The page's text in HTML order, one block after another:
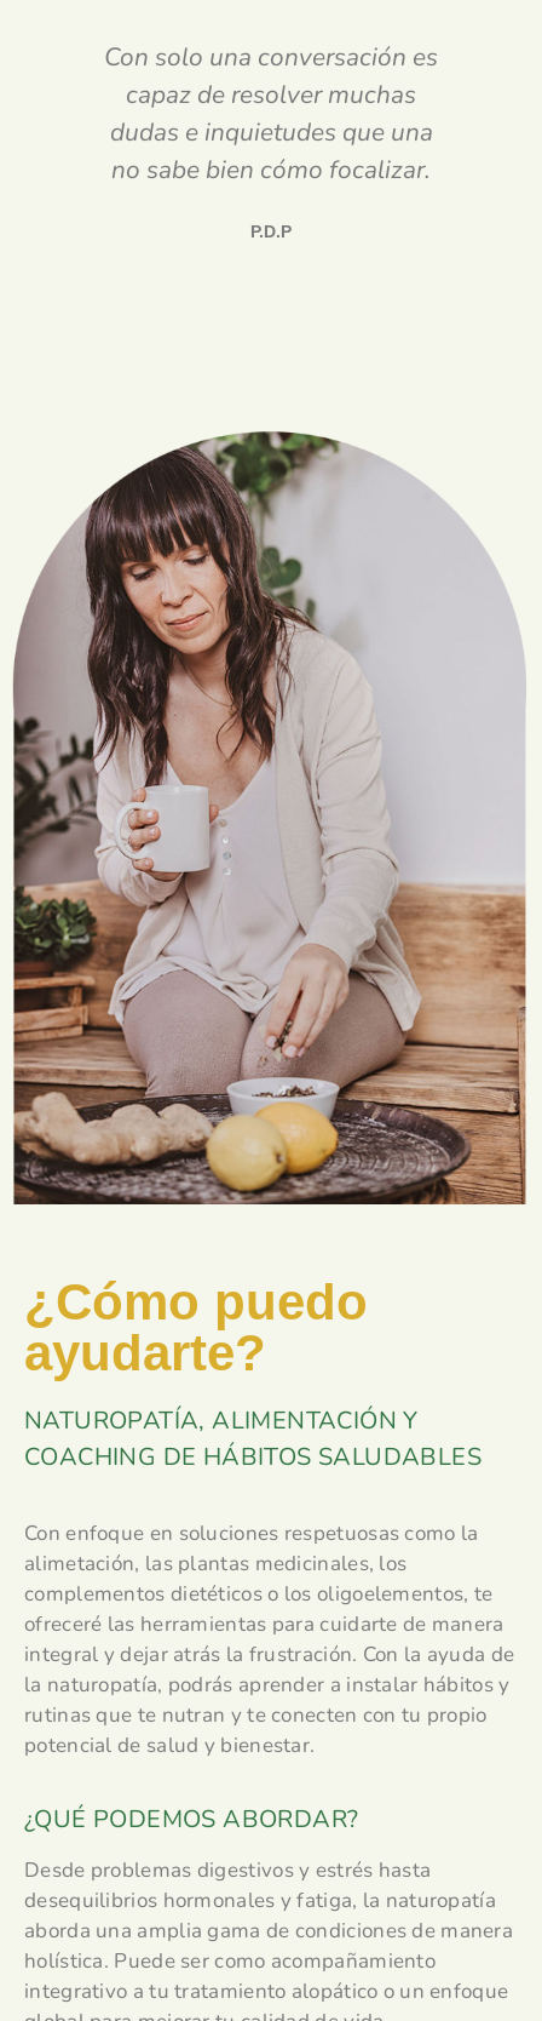
Con solo una conversación es
capaz de resolver muchas
dudas e inquietudes que una
no sabe bien cómo focalizar.
P.D.P
¿Cómo puedo
ayudarte?
NATUROPATÍA, ALIMENTACIÓN Y
COACHING DE HÁBITOS SALUDABLES
Con enfoque en soluciones respetuosas como la
alimetación, las plantas medicinales, los
complementos dietéticos o los oligoelementos, te
ofreceré las herramientas para cuidarte de manera
integral y dejar atrás la frustración. Con la ayuda de
la naturopatía, podrás aprender a instalar hábitos y
rutinas que te nutran y te conecten con tu propio
potencial de salud y bienestar.
¿QUÉ PODEMOS ABORDAR?
Desde problemas digestivos y estrés hasta
desequilibrios hormonales y fatiga, la naturopatía
aborda una amplia gama de condiciones de manera
holística. Puede ser como acompañamiento
integrativo a tu tratamiento alopático o un enfoque